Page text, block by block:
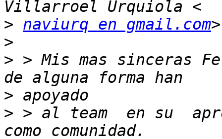
> naviurq en gmail.com
>
> > Mis mas sinceras
>
> > al team  en su